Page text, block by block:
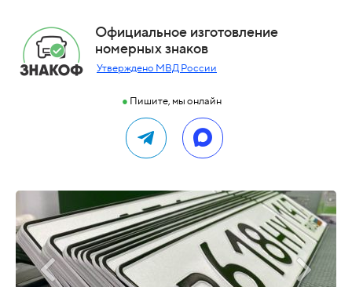
Официальное изготовление
номерных знаков
Утверждено МВД России
● Пишите, мы онлайн